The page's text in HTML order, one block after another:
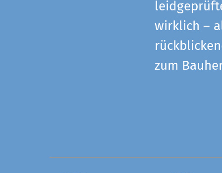
wirklich –
zum